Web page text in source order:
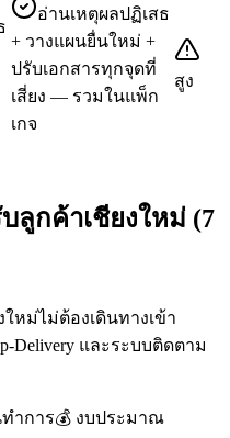
อ่านเหตุผลปฏิเสธ
+ วางแผนยื่นใหม่ +
ปรับเอกสารทุกจุดที่
เสี่ยง — รวมในแพ็ก
เกจ
สูง
ลูกค้าเชียงใหม่ (7
หม่ไม่ต้องเดินทางเข้า
Delivery และระบบติดตาม
ทำการ💰 งบประมาณ